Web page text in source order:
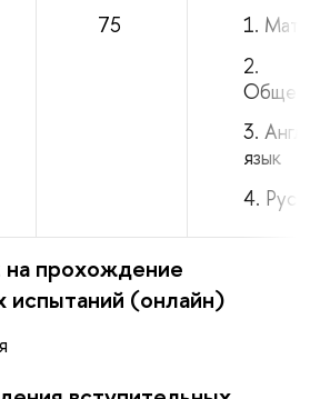
75
язык
на прохождение
испытаний (онлайн)